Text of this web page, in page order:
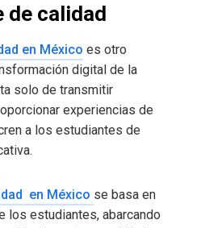
de calidad
en México es otro
digital de la
solo de transmitir
experiencias de
a los estudiantes de
en México se basa en
los estudiantes, abarcando